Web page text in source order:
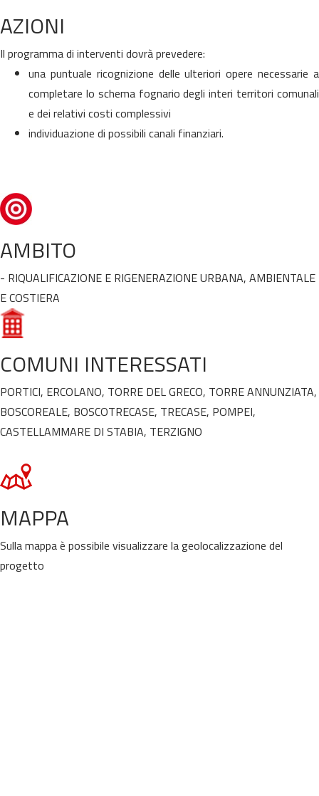
AZIONI
Il programma di interventi dovrà prevedere:
una puntuale ricognizione delle ulteriori opere necessarie a
completare lo schema fognario degli interi territori comunali
e dei relativi costi complessivi
individuazione di possibili canali finanziari.
AMBITO
- RIQUALIFICAZIONE E RIGENERAZIONE URBANA, AMBIENTALE
E COSTIERA
COMUNI INTERESSATI
PORTICI, ERCOLANO, TORRE DEL GRECO, TORRE ANNUNZIATA,
BOSCOREALE, BOSCOTRECASE, TRECASE, POMPEI,
CASTELLAMMARE DI STABIA, TERZIGNO
MAPPA
Sulla mappa è possibile visualizzare la geolocalizzazione del
progetto